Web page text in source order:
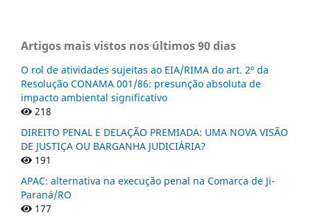
Artigos mais vistos nos últimos 90 dias
O rol de atividades sujeitas ao EIA/RIMA do art. 2º da
Resolução CONAMA 001/86: presunção absoluta de
impacto ambiental significativo
218
DIREITO PENAL E DELAÇÃO PREMIADA: UMA NOVA VISÃO
DE JUSTIÇA OU BARGANHA JUDICIÁRIA?
191
APAC: alternativa na execução penal na Comarca de Ji-
Paraná/RO
177